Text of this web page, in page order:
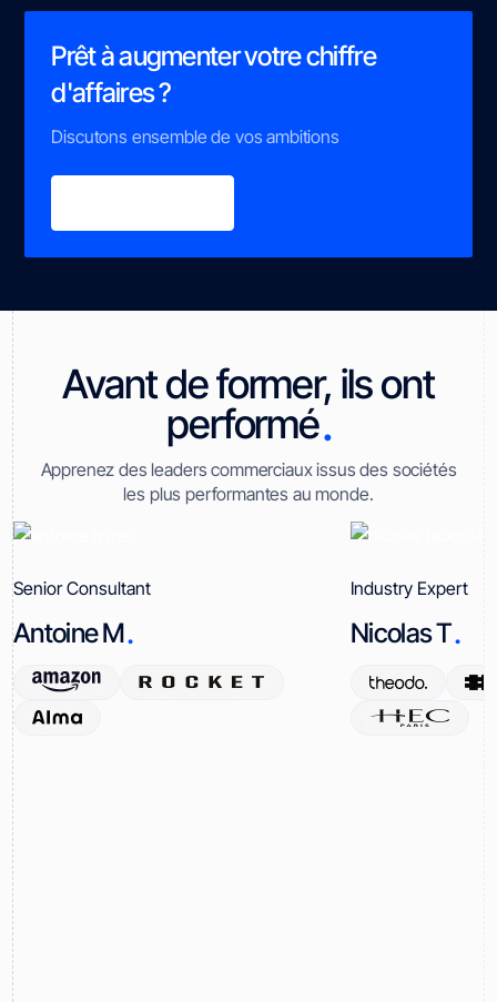
Prêt à augmenter votre chiffre
d'affaires ?
Discutons ensemble de vos ambitions
Avant de former, ils ont
performé.
Apprenez des leaders commerciaux issus des sociétés
les plus performantes au monde.
Senior Consultant
Antoine M.
Industry Expert
Nicolas T.